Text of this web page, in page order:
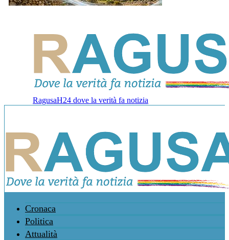
RagusaH24 dove la verità fa notizia
Cronaca
Politica
Attualità